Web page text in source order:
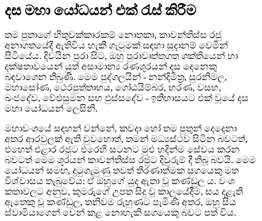
දස මහා යෝධයන් එක් රැස් කිරීම
තම පුතාගේ හිතුවක්කාරකම් නොතකා, කාවන්තිස්ස රජු
අනාගතයේදී ඇතිවිය හැකි ගැටුමක් සඳහා සූදානම් වෙමින්
සිටියේය. දිවයින පුරා සිට, ඔහු පුරාවෘත්තගත ශක්තියෙන් හා
දක්ෂතාවයෙන් යුත් අසාමාන්‍ය රණශූරයන් දස දෙනෙකු
බඳවාගෙන තිබුණි. මෙම පුද්ගලයින් - නන්දිමිත්‍ර, සුරනිමල,
මහාසෝණ, ථෙරපුත්තාභය, ගෝඨයිම්බර, භරණ, වසභ,
ඛංජදේව, වේළුසුමන සහ ඵුස්සදේව - ඉතිහාසයට එක් වූයේ දස
මහා යෝධයන් ලෙසිනි.
මහාවංශයේ සඳහන් වන්නේ, කවදා හෝ තම පුතුන් දෙදෙනා
අතර ආරවුලක් ඇති වුවහොත්, තමන් මධ්‍යස්ථව සිටින බවටත්,
එහෙත් එළාර රජුට එරෙහි සටනට මුළු හදින්ම සේවය කරන
බවටත් මෙම ශූරයන් කාවන්තිස්ස රජුට දිවුරුම් දී තිබූ බවයි. මෙම
යෝධයන් සමඟ, දුටුගැමුණු තවත් තීරණාත්මක සගයෙකු මත
විශ්වාසය තැබුවේය: ඒ ඔහුගේ යුද ඇතා වූ කණ්ඩුල ය. වංශ
කතාවලට අනුව, කුමරුගේ උපත සිදු වූ කාලයේදීම, සය දළැති
ඇතෙකු වූ කණ්ඩුල, තනිවම රුහුණට පැමිණි අතර, ඔහු සිය
ස්වාමියාගෙන් වෙන් කළ නොහැකි සගයෙකු බවට පත් විය.